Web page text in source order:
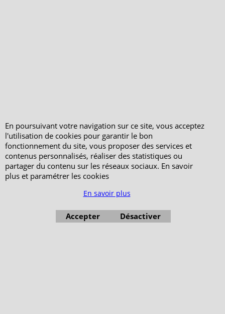
Boutique en ligne créés avec le logiciel eCommerce ShopFactory
En poursuivant votre navigation sur ce site, vous acceptez
l'utilisation de cookies pour garantir le bon
fonctionnement du site, vous proposer des services et
contenus personnalisés, réaliser des statistiques ou
partager du contenu sur les réseaux sociaux. En savoir
plus et paramétrer les cookies
En savoir plus
Accepter Désactiver